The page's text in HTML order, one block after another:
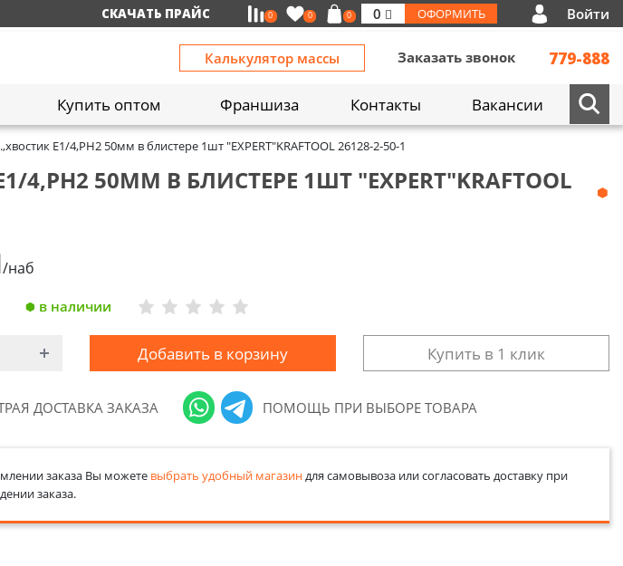
СКАЧАТЬ ПРАЙС 0 0 0 0 ОФОРМИТЬ Войти
Калькулятор массы Заказать звонок 779-888
Купить оптом Франшиза Контакты Вакансии
Е1/4,PH2 50мм в блистере 1шт "EXPERT"KRAFTOOL 26128-2-50-1
50ММ В БЛИСТЕРЕ 1ШТ "EXPERT"KRAFTOOL
/наб
в наличии
Добавить в корзину Купить в 1 клик
ДОСТАВКА ЗАКАЗА ПОМОЩЬ ПРИ ВЫБОРЕ ТОВАРА
заказа Вы можете выбрать удобный магазиндля самовывоза или согласовать доставку при
заказа.